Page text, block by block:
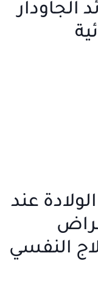
الجاودار
عند
النفسي